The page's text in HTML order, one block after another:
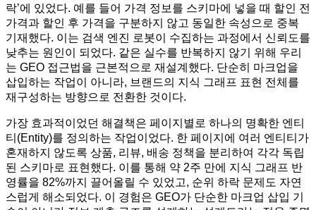
락’에 있었다. 예를 들어 가격 정보를 스키마에 넣을 때 할인 전
가격과 할인 후 가격을 구분하지 않고 동일한 속성으로 중복
기재했다. 이는 검색 엔진 로봇이 수집하는 과정에서 신뢰도를
낮추는 원인이 되었다. 같은 실수를 반복하지 않기 위해 우리
는 GEO 접근법을 근본적으로 재설계했다. 단순히 마크업을
삽입하는 작업이 아니라, 브랜드의 지식 그래프 표현 전체를
재구성하는 방향으로 전환한 것이다.
가장 효과적이었던 해결책은 페이지별로 하나의 명확한 엔티
티(Entity)를 정의하는 작업이었다. 한 페이지에 여러 엔티티가
혼재하지 않도록 상품, 리뷰, 배송 정책을 분리하여 각각 독립
된 스키마로 표현했다. 이를 통해 약 2주 만에 지식 그래프 반
영률을 82%까지 끌어올릴 수 있었고, 순위 하락 문제도 자연
스럽게 해소되었다. 이 경험은 GEO가 단순한 마크업 삽입 기